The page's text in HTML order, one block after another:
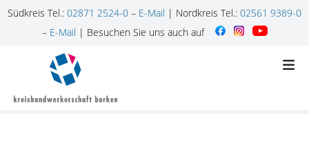
Südkreis Tel.: 02871 2524-0 – E-Mail | Nordkreis Tel.: 02561 9389-0
– E-Mail | Besuchen Sie uns auch auf